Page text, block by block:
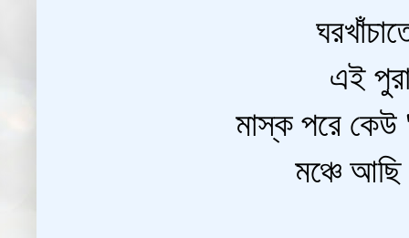
এই
মাস্ক পরে কেউ
মঞ্চে